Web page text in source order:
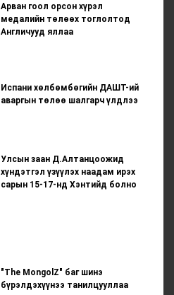
Арван гоол орсон хүрэл
медалийн төлөөх тоглолтод
Англичууд яллаа
Испани хөлбөмбөгийн ДАШТ-ий
аваргын төлөө шалгарч үлдлээ
Улсын заан Д.Алтанцоожид
хүндэтгэл үзүүлэх наадам ирэх
сарын 15-17-нд Хэнтийд болно
"The MongolZ" баг шинэ
бүрэлдэхүүнээ танилцууллаа